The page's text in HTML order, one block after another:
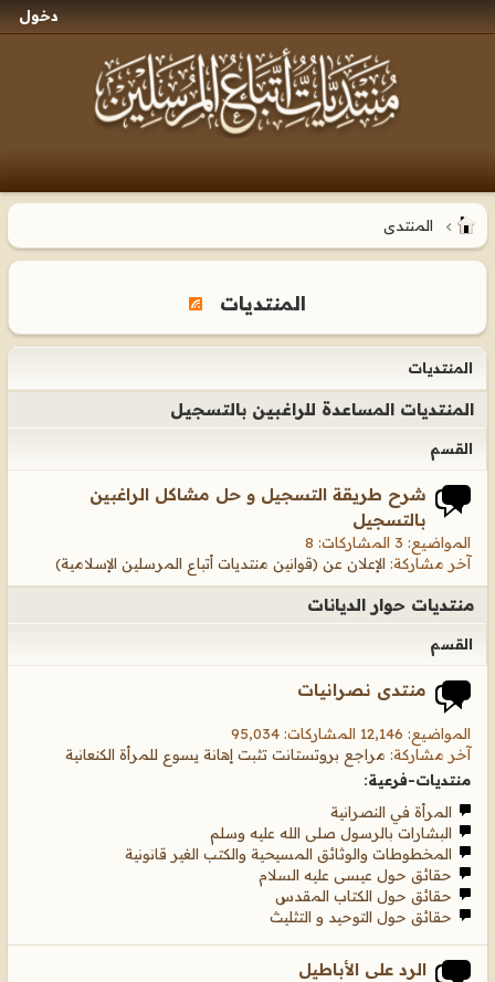
دخول
المنتدى
المنتديات
المنتديات
المنتديات المساعدة للراغبين بالتسجيل
القسم
شرح طريقة التسجيل و حل مشاكل الراغبين
بالتسجيل
المواضيع: 3 المشاركات: 8
آخر مشاركة: الإعلان عن (قوانين منتديات أتباع المرسلين الإسلامية)
منتديات حوار الديانات
القسم
منتدى نصرانيات
المواضيع: 12,146 المشاركات: 95,034
آخر مشاركة: مراجع بروتستانت تثبت إهانة يسوع للمرأة الكنعانية
منتديات-فرعية:
المرأة في النصرانية
البشارات بالرسول صلى الله عليه وسلم
المخطوطات والوثائق المسيحية والكتب الغير قانونية
حقائق حول عيسى عليه السلام
حقائق حول الكتاب المقدس
حقائق حول التوحيد و التثليث
الرد على الأباطيل